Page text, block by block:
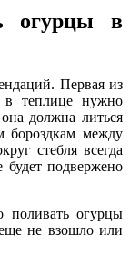
огурцы в
Первая из
в теплице нужно
должна литься
бороздкам между
стебля всегда
будет подвержено
поливать огурцы
не взошло или